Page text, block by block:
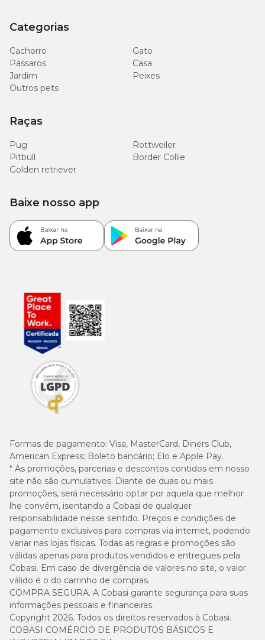
Categorias
Cachorro
Gato
Pássaros
Casa
Jardim
Peixes
Outros pets
Raças
Pug
Rottweiler
Pitbull
Border Collie
Golden retriever
Formas de pagamento: Visa, MasterCard, Diners Club,
American Express; Boleto bancário; Elo e Apple Pay.
* As promoções, parcerias e descontos contidos em nosso
site não são cumulativos. Diante de duas ou mais
promoções, será necessário optar por aquela que melhor
lhe convém, isentando a Cobasi de qualquer
responsabilidade nesse sentido. Preços e condições de
pagamento exclusivos para compras via internet, podendo
variar nas lojas físicas. Todas as regras e promoções são
válidas apenas para produtos vendidos e entregues pela
Cobasi. Em caso de divergência de valores no site, o valor
válido é o do carrinho de compras.
COMPRA SEGURA. A Cobasi garante segurança para suas
informações pessoais e financeiras.
Copyright 2026. Todos os direitos reservados à Cobasi.
COBASI COMÉRCIO DE PRODUTOS BÁSICOS E
Baixe nosso app